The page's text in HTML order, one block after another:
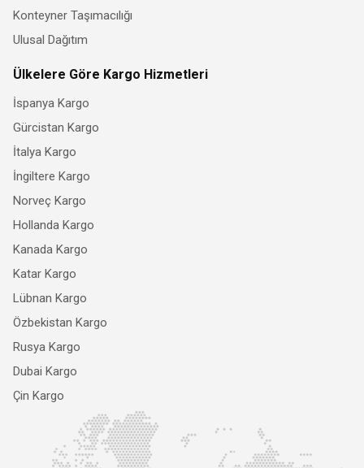
Konteyner Taşımacılığı
Ulusal Dağıtım
Ülkelere Göre Kargo Hizmetleri
İspanya Kargo
Gürcistan Kargo
İtalya Kargo
İngiltere Kargo
Norveç Kargo
Hollanda Kargo
Kanada Kargo
Katar Kargo
Lübnan Kargo
Özbekistan Kargo
Rusya Kargo
Dubai Kargo
Çin Kargo